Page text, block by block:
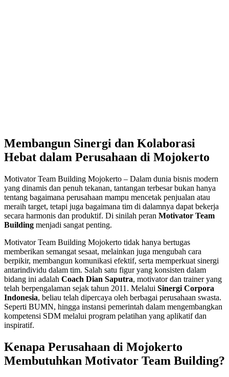
Membangun Sinergi dan Kolaborasi
Hebat dalam Perusahaan di Mojokerto
Motivator Team Building Mojokerto – Dalam dunia bisnis modern
yang dinamis dan penuh tekanan, tantangan terbesar bukan hanya
tentang bagaimana perusahaan mampu mencetak penjualan atau
meraih target, tetapi juga bagaimana tim di dalamnya dapat bekerja
secara harmonis dan produktif. Di sinilah peran Motivator Team
Building menjadi sangat penting.
Motivator Team Building Mojokerto tidak hanya bertugas
memberikan semangat sesaat, melainkan juga mengubah cara
berpikir, membangun komunikasi efektif, serta memperkuat sinergi
antarindividu dalam tim. Salah satu figur yang konsisten dalam
bidang ini adalah Coach Dian Saputra, motivator dan trainer yang
telah berpengalaman sejak tahun 2011. Melalui Sinergi Corpora
Indonesia, beliau telah dipercaya oleh berbagai perusahaan swasta.
Seperti BUMN, hingga instansi pemerintah dalam mengembangkan
kompetensi SDM melalui program pelatihan yang aplikatif dan
inspiratif.
Kenapa Perusahaan di Mojokerto
Membutuhkan Motivator Team Building?